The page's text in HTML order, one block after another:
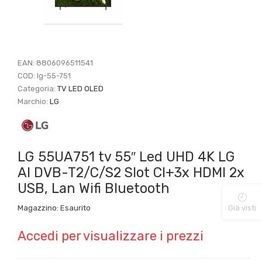
EAN: 8806096511541
COD:lg-55-751
Categoria:TV LED OLED
Marchio:LG
LG 55UA751 tv 55″ Led UHD 4K LG
AI DVB-T2/C/S2 Slot CI+3x HDMI 2x
USB, Lan Wifi Bluetooth
Magazzino: Esaurito
Accedi per visualizzare i prezzi
Già visti